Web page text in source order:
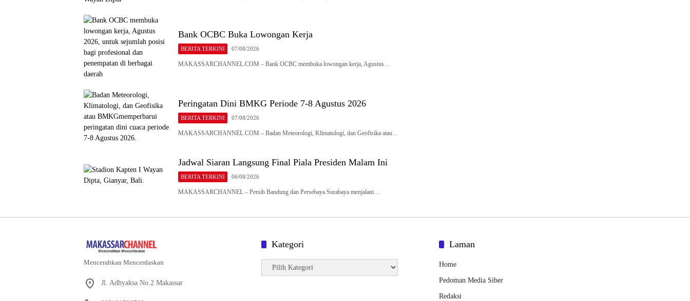
Bank OCBC Buka Lowongan Kerja
BERITA TERKINI 07/08/2026
MAKASSARCHANNEL.COM – Bank OCBC membuka lowongan kerja, Agustus…
Peringatan Dini BMKG Periode 7-8 Agustus 2026
BERITA TERKINI 07/08/2026
MAKASSARCHANNEL.COM – Badan Meteorologi, Klimatologi, dan Geofisika atau…
Jadwal Siaran Langsung Final Piala Presiden Malam Ini
BERITA TERKINI 06/08/2026
MAKASSARCHANNEL – Persib Bandung dan Persebaya Surabaya menjalani…
Mencerahkan Mencerdaskan
Jl. Adhyaksa No.2 Makassar
Kategori
Kategori
Laman
Home
Pedoman Media Siber
Redaksi